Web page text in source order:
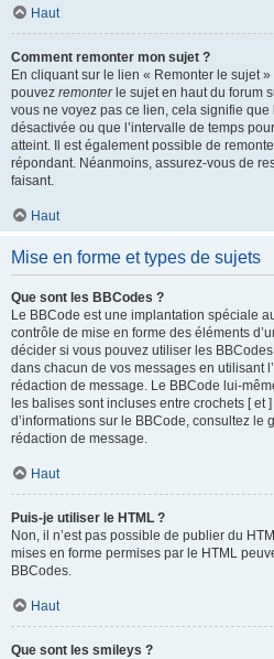
Haut
Comment remonter mon sujet ?
En cliquant sur le lien « Remonter le sujet
pouvez remonterle sujet en haut du forum
vous ne voyez pas ce lien, cela signifie
désactivée ou que l’intervalle de temps
atteint. Il est également possible de
répondant. Néanmoins, assurez-vous de
faisant.
Haut
Mise en forme et types de sujets
Que sont les BBCodes ?
Le BBCode est une implantation spéciale
contrôle de mise en forme des éléments
décider si vous pouvez utiliser les
dans chacun de vos messages en utilisant
rédaction de message. Le BBCode lui-
les balises sont incluses entre crochets [ et
d’informations sur le BBCode, consultez
rédaction de message.
Haut
Puis-je utiliser le HTML ?
Non, il n’est pas possible de publier du
mises en forme permises par le HTML
BBCodes.
Haut
Que sont les smileys ?